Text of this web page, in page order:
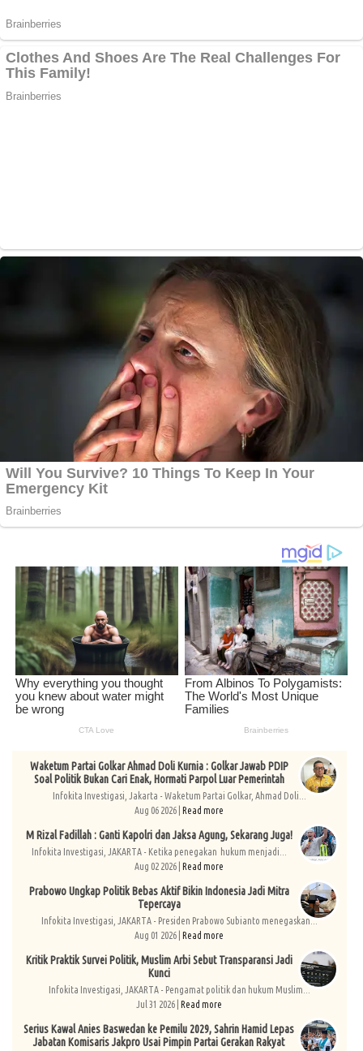
Waketum Partai Golkar Ahmad Doli Kurnia : Golkar Jawab PDIP
Soal Politik Bukan Cari Enak, Hormati Parpol Luar Pemerintah
Infokita Investigasi, Jakarta - Waketum Partai Golkar, Ahmad Doli...
Aug 06 2026 | Read more
M Rizal Fadillah : Ganti Kapolri dan Jaksa Agung, Sekarang Juga!
Infokita Investigasi, JAKARTA - Ketika penegakan hukum menjadi...
Aug 02 2026 | Read more
Prabowo Ungkap Politik Bebas Aktif Bikin Indonesia Jadi Mitra
Tepercaya
Infokita Investigasi, JAKARTA - Presiden Prabowo Subianto menegaskan...
Aug 01 2026 | Read more
Kritik Praktik Survei Politik, Muslim Arbi Sebut Transparansi Jadi
Kunci
Infokita Investigasi, JAKARTA - Pengamat politik dan hukum Muslim...
Jul 31 2026 | Read more
Serius Kawal Anies Baswedan ke Pemilu 2029, Sahrin Hamid Lepas
Jabatan Komisaris Jakpro Usai Pimpin Partai Gerakan Rakyat